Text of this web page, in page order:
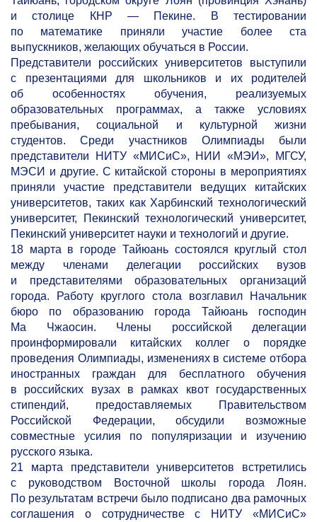
и столице КНР — Пекине. В тестировании
по математике приняли участие более ста
выпускников, желающих обучаться в России.
Представители российских университетов выступили
с презентациями для школьников и их родителей
об особенностях обучения, реализуемых
образовательных программах, а также условиях
пребывания, социальной и культурной жизни
студентов. Среди участников Олимпиады были
представители НИТУ «МИСиС», НИИ «МЭИ», МГСУ,
МЭСИ и другие. С китайской стороны в мероприятиях
приняли участие представители ведущих китайских
университетов, таких как Харбинский технологический
университет, Пекинский технологический университет,
Пекинский университет науки и технологий и другие.
18 марта в городе Тайюань состоялся круглый стол
между членами делегации российских вузов
и представителями образовательных организаций
города. Работу круглого стола возглавил Начальник
бюро по образованию города Тайюань господин
Ма Чжаосин. Члены российской делегации
проинформировали китайских коллег о порядке
проведения Олимпиады, изменениях в системе отбора
иностранных граждан для бесплатного обучения
в российских вузах в рамках квот государственных
стипендий, предоставляемых Правительством
Российской Федерации, обсудили возможные
совместные усилия по популяризации и изучению
русского языка.
21 марта представители университетов встретились
с руководством Восточной школы города Лоян.
По результатам встречи было подписано два рамочных
соглашения о сотрудничестве с НИТУ «МИСиС»